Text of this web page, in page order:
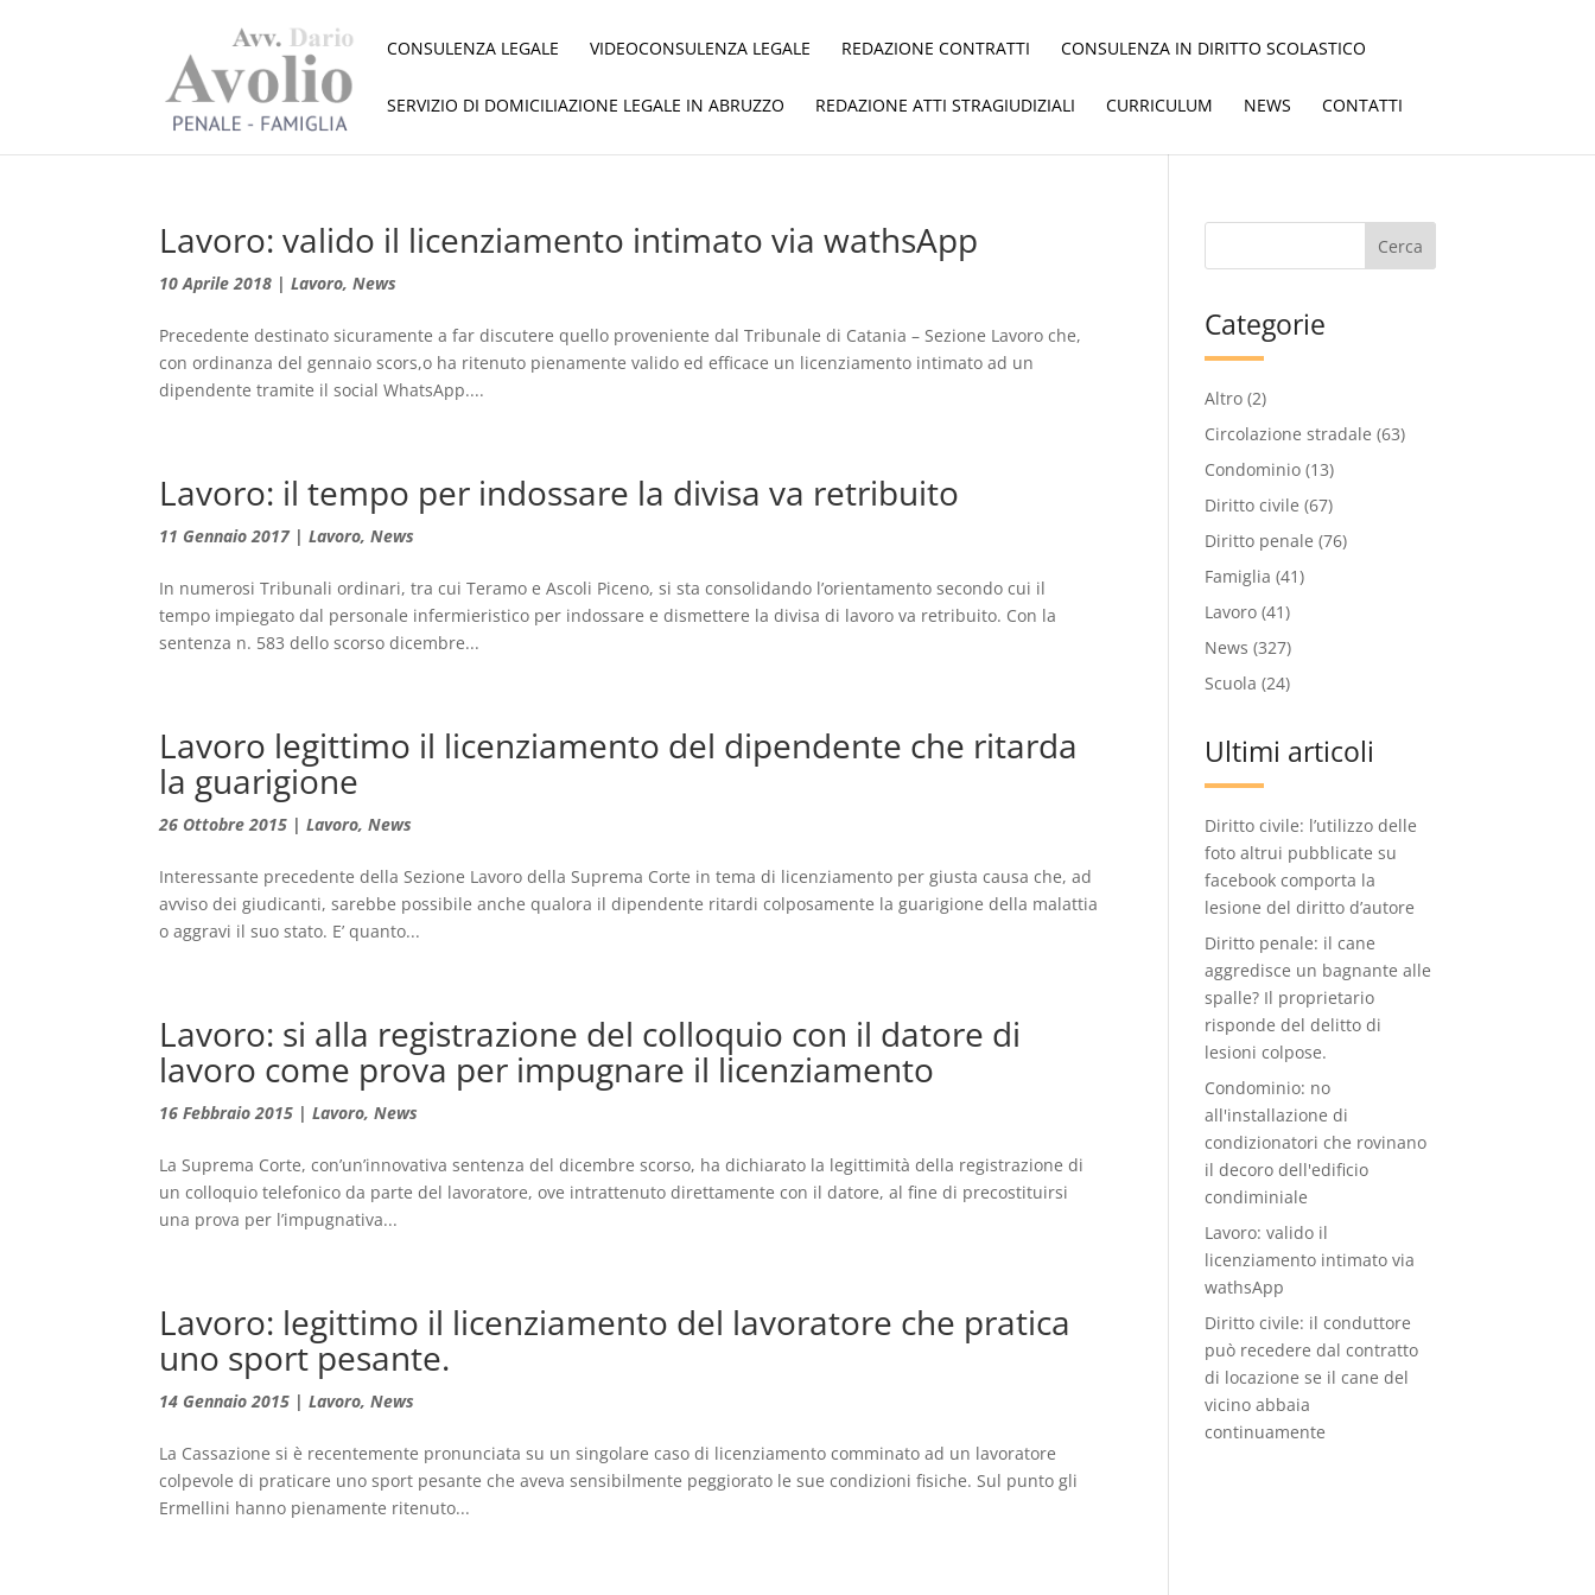
CONSULENZA LEGALE VIDEOCONSULENZA LEGALE REDAZIONE CONTRATTI CONSULENZA IN DIRITTO SCOLASTICO
SERVIZIO DI DOMICILIAZIONE LEGALE IN ABRUZZO REDAZIONE ATTI STRAGIUDIZIALI CURRICULUM NEWS CONTATTI
Lavoro: valido il licenziamento intimato via wathsApp
10 Aprile 2018 |Lavoro,News
Precedente destinato sicuramente a far discutere quello proveniente dal Tribunale di Catania – Sezione Lavoro che,
con ordinanza del gennaio scors,o ha ritenuto pienamente valido ed efficace un licenziamento intimato ad un
dipendente tramite il social WhatsApp....
Lavoro: il tempo per indossare la divisa va retribuito
11 Gennaio 2017|Lavoro,News
In numerosi Tribunali ordinari, tra cui Teramo e Ascoli Piceno, si sta consolidando l’orientamento secondo cui il
tempo impiegato dal personale infermieristico per indossare e dismettere la divisa di lavoro va retribuito. Con la
sentenza n. 583 dello scorso dicembre...
Lavoro legittimo il licenziamento del dipendente che ritarda
la guarigione
26 Ottobre 2015 |Lavoro,News
Interessante precedente della Sezione Lavoro della Suprema Corte in tema di licenziamento per giusta causa che, ad
avviso dei giudicanti, sarebbe possibile anche qualora il dipendente ritardi colposamente la guarigione della malattia
o aggravi il suo stato. E’ quanto...
Lavoro: si alla registrazione del colloquio con il datore di
lavoro come prova per impugnare il licenziamento
16 Febbraio 2015 |Lavoro,News
La Suprema Corte, con’un’innovativa sentenza del dicembre scorso, ha dichiarato la legittimità della registrazione di
un colloquio telefonico da parte del lavoratore, ove intrattenuto direttamente con il datore, al fine di precostituirsi
una prova per l’impugnativa...
Lavoro: legittimo il licenziamento del lavoratore che pratica
uno sport pesante.
14 Gennaio 2015 |Lavoro,News
La Cassazione si è recentemente pronunciata su un singolare caso di licenziamento comminato ad un lavoratore
colpevole di praticare uno sport pesante che aveva sensibilmente peggiorato le sue condizioni fisiche. Sul punto gli
Ermellini hanno pienamente ritenuto...
Categorie
Altro (2)
Circolazione stradale (63)
Condominio (13)
Diritto civile (67)
Diritto penale (76)
Famiglia (41)
Lavoro (41)
News (327)
Scuola (24)
Ultimi articoli
Diritto civile: l’utilizzo delle
foto altrui pubblicate su
facebook comporta la
lesione del diritto d’autore
Diritto penale: il cane
aggredisce un bagnante alle
spalle? Il proprietario
risponde del delitto di
lesioni colpose.
Condominio: no
all'installazione di
condizionatori che rovinano
il decoro dell'edificio
condiminiale
Lavoro: valido il
licenziamento intimato via
wathsApp
Diritto civile: il conduttore
può recedere dal contratto
di locazione se il cane del
vicino abbaia
continuamente